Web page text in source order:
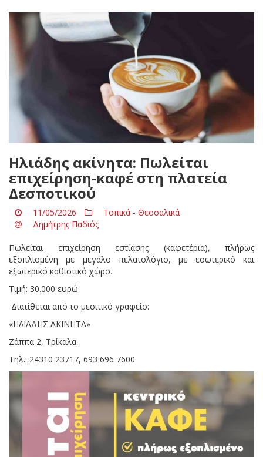
Ηλιάδης ακίνητα: Πωλείται
επιχείρηση-καφέ στη πλατεία
Δεσποτικού
11/05/2026
Τοπικά - Θεσσαλικά
Δημήτρης Παδιός
Πωλείται επιχείρηση εστίασης (καφετέρια), πλήρως
εξοπλισμένη με μεγάλο πελατολόγιο, με εσωτερικό και
εξωτερικό καθιστικό χώρο.
Τιμή: 30.000 ευρώ
Διατίθεται από το μεσιτικό γραφείο:
«ΗΛΙΑΔΗΣ ΑΚΙΝΗΤΑ»
Ζάππα 2, Τρίκαλα
Τηλ.: 24310 23717, 693 696 7600